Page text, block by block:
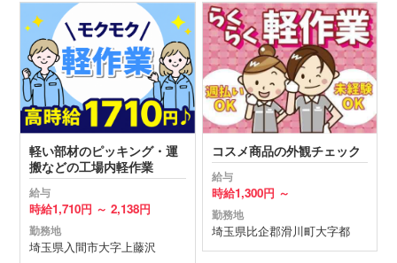
軽い部材のピッキング・運
搬などの工場内軽作業
給与
時給1,710円 ～ 2,138円
勤務地
埼玉県入間市大字上藤沢
コスメ商品の外観チェック
給与
時給1,300円 ～
勤務地
埼玉県比企郡滑川町大字都